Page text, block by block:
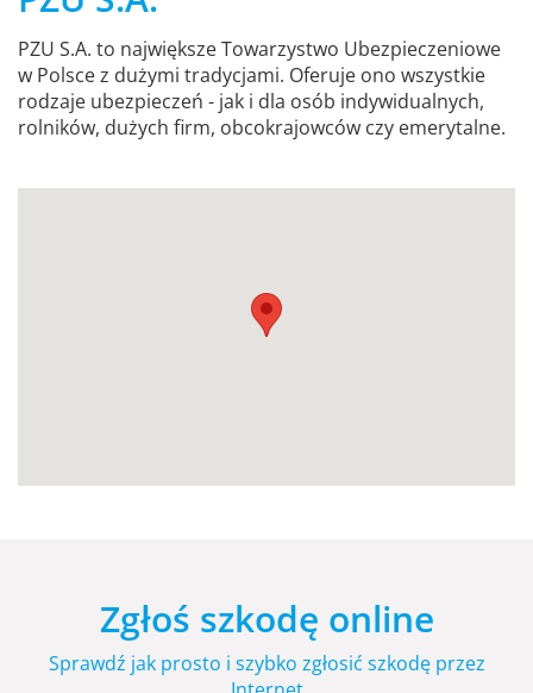
PZU S.A. to największe Towarzystwo Ubezpieczeniowe
w Polsce z dużymi tradycjami. Oferuje ono wszystkie
rodzaje ubezpieczeń - jak i dla osób indywidualnych,
rolników, dużych firm, obcokrajowców czy emerytalne.
Zgłoś szkodę online
Sprawdź jak prosto i szybko zgłosić szkodę przez